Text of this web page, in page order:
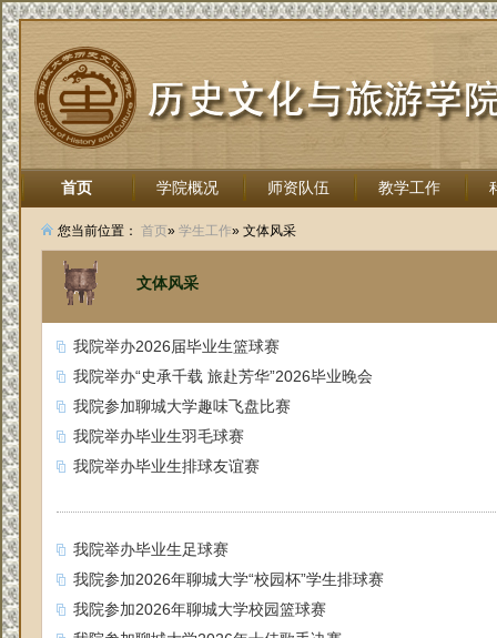
首页 学院概况 师资队伍 教学工作
招生就业
您当前位置： 首页» 学生工作» 文体风采
文体风采
我院举办2026届毕业生篮球赛
我院举办“史承千载 旅赴芳华”2026毕业晚会
我院参加聊城大学趣味飞盘比赛
我院举办毕业生羽毛球赛
我院举办毕业生排球友谊赛
我院举办毕业生足球赛
我院参加2026年聊城大学“校园杯”学生排球赛
我院参加2026年聊城大学校园篮球赛